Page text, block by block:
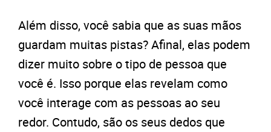
Além disso, você sabia que as suas mãos
guardam muitas pistas? Afinal, elas podem
dizer muito sobre o tipo de pessoa que
você é. Isso porque elas revelam como
você interage com as pessoas ao seu
redor. Contudo, são os seus dedos que